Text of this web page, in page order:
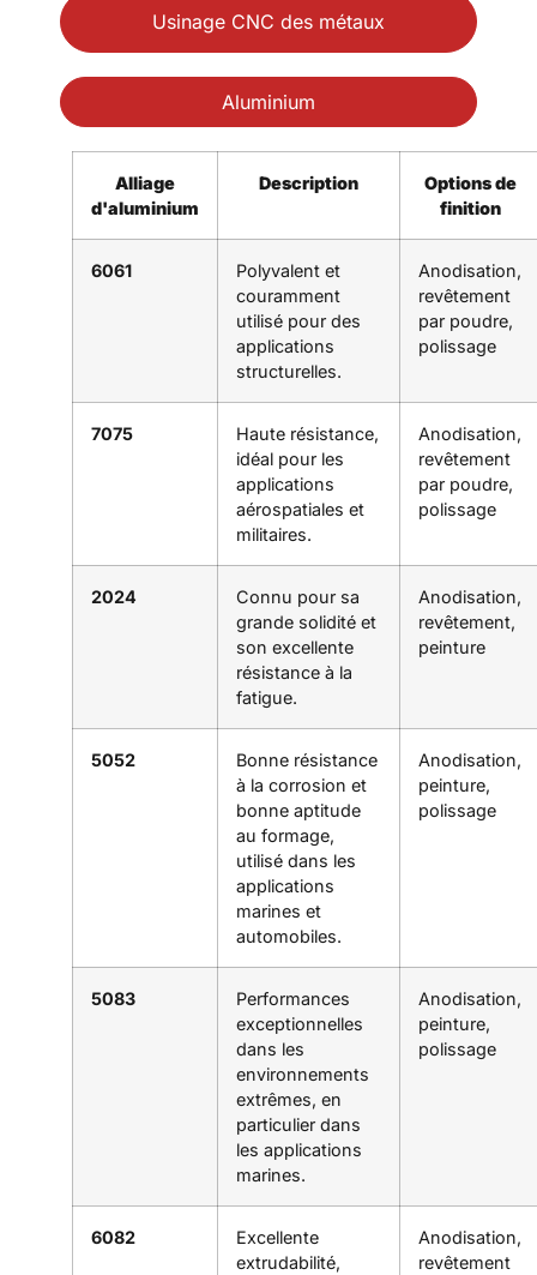
Usinage CNC des métaux
Aluminium
Alliage
d'aluminium
Description
Options de
finition
6061
Polyvalent et
couramment
utilisé pour des
applications
structurelles.
Anodisation,
revêtement
par poudre,
polissage
7075
Haute résistance,
idéal pour les
applications
aérospatiales et
militaires.
Anodisation,
revêtement
par poudre,
polissage
2024
Connu pour sa
grande solidité et
son excellente
résistance à la
fatigue.
Anodisation,
revêtement,
peinture
5052
Bonne résistance
à la corrosion et
bonne aptitude
au formage,
utilisé dans les
applications
marines et
automobiles.
Anodisation,
peinture,
polissage
5083
Performances
exceptionnelles
dans les
environnements
extrêmes, en
particulier dans
les applications
marines.
Anodisation,
peinture,
polissage
6082
Excellente
extrudabilité,
Anodisation,
revêtement